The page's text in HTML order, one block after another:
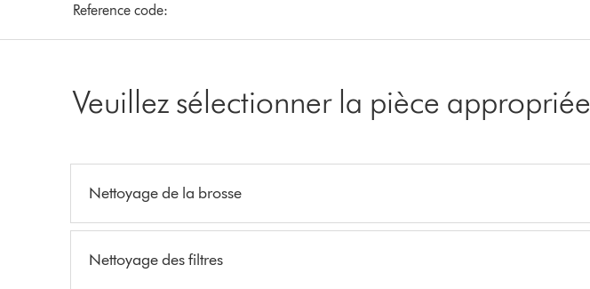
Reference code:
Veuillez sélectionner la pièce appropriée
Nettoyage de la brosse
Nettoyage des filtres